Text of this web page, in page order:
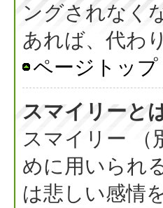
ングされなく
あれば、代わ
ページトップ
スマイリーと
スマイリー （
めに用いられ
は悲しい感情